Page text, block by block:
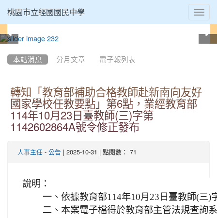
桃園市立經國國民中學
本站消息 分月文章 電子報列表
轉知「教育部補助合格教師赴新南向友好
國家學校任教要點」第6點，業經教育部
114年10月23日臺教師(三)字第
1142602864A號令修正發布
人事主任 - 公告 | 2025-10-31 | 點閱數： 71
說明：
一、 依據教育部114年10月23日臺教師(三)
二、 本案電子檔得於教育部主管法規查詢